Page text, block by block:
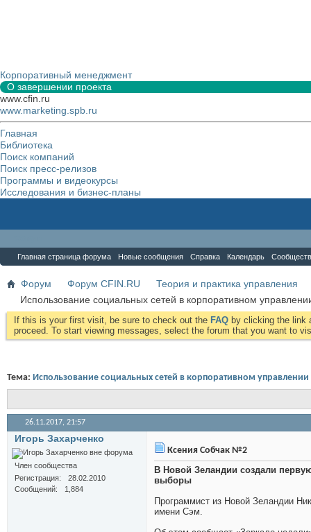
Корпоративный менеджмент
О завершении проекта
www.cfin.ru
www.marketing.spb.ru
Главная
Библиотека
Поиск компаний
Поиск пресс-релизов
Программы и видеокурсы
Исследования и бизнес-планы
Главная страница форума Новые сообщения Справка Календарь
Форум Форум CFIN.RU
Теория и практика управления
Использование социальных сетей в корпоративном
If this is your first visit, be sure to check out the FAQ by clicking the link
proceed. To start viewing messages, select the forum that you want to
Тема: Использование социальных сетей в корпоративном управлении
26.11.2017, 21:57
Игорь Захарченко
Член сообщества
Регистрация
28.02.2010
Сообщений
1,884
Ксения Собчак №2
В Новой Зеландии создали
выборы
Программист из Новой Зеландии
имени Сэм.